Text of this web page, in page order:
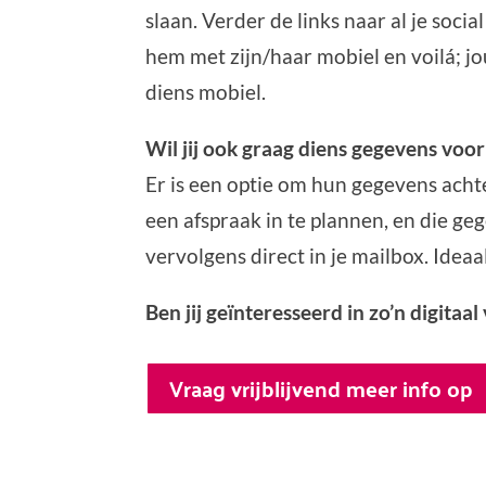
slaan. Verder de links naar al je
hem met zijn/haar mobiel en voilá;
diens mobiel.
Wil jij ook graag diens gegevens
Er is een optie om hun gegevens
een afspraak in te plannen, en die
vervolgens direct in je mailbox.
Ben jij geïnteresseerd in zo’n
Vraag vrijblijvend meer info op